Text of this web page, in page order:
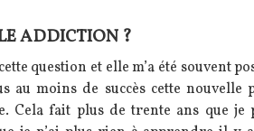
ADDICTION ?
question et elle m’a été souvent
au moins de succès cette
Cela fait plus de trente ans que